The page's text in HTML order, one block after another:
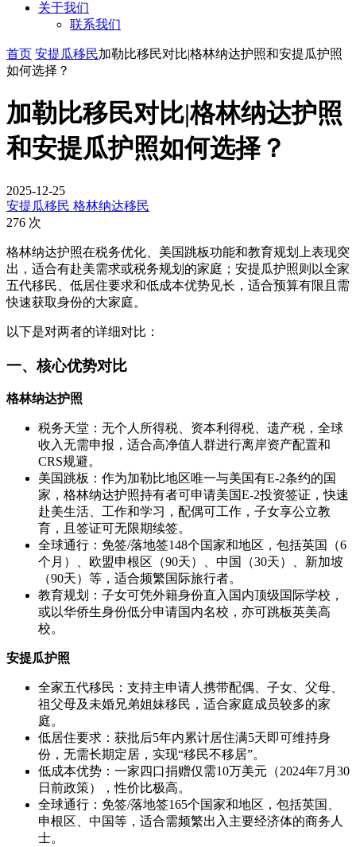
关于我们
联系我们
首页 安提瓜移民加勒比移民对比|格林纳达护照和安提瓜护照
如何选择？
加勒比移民对比|格林纳达护照
和安提瓜护照如何选择？
2025-12-25
安提瓜移民 格林纳达移民
276 次
格林纳达护照在税务优化、美国跳板功能和教育规划上表现突
出，适合有赴美需求或税务规划的家庭；安提瓜护照则以全家
五代移民、低居住要求和低成本优势见长，适合预算有限且需
快速获取身份的大家庭。
以下是对两者的详细对比：
一、核心优势对比
格林纳达护照
税务天堂：无个人所得税、资本利得税、遗产税，全球
收入无需申报，适合高净值人群进行离岸资产配置和
CRS规避。
美国跳板：作为加勒比地区唯一与美国有E-2条约的国
家，格林纳达护照持有者可申请美国E-2投资签证，快速
赴美生活、工作和学习，配偶可工作，子女享公立教
育，且签证可无限期续签。
全球通行：免签/落地签148个国家和地区，包括英国（6
个月）、欧盟申根区（90天）、中国（30天）、新加坡
（90天）等，适合频繁国际旅行者。
教育规划：子女可凭外籍身份直入国内顶级国际学校，
或以华侨生身份低分申请国内名校，亦可跳板英美高
校。
安提瓜护照
全家五代移民：支持主申请人携带配偶、子女、父母、
祖父母及未婚兄弟姐妹移民，适合家庭成员较多的家
庭。
低居住要求：获批后5年内累计居住满5天即可维持身
份，无需长期定居，实现“移民不移居”。
低成本优势：一家四口捐赠仅需10万美元（2024年7月30
日前政策），性价比极高。
全球通行：免签/落地签165个国家和地区，包括英国、
申根区、中国等，适合需频繁出入主要经济体的商务人
士。